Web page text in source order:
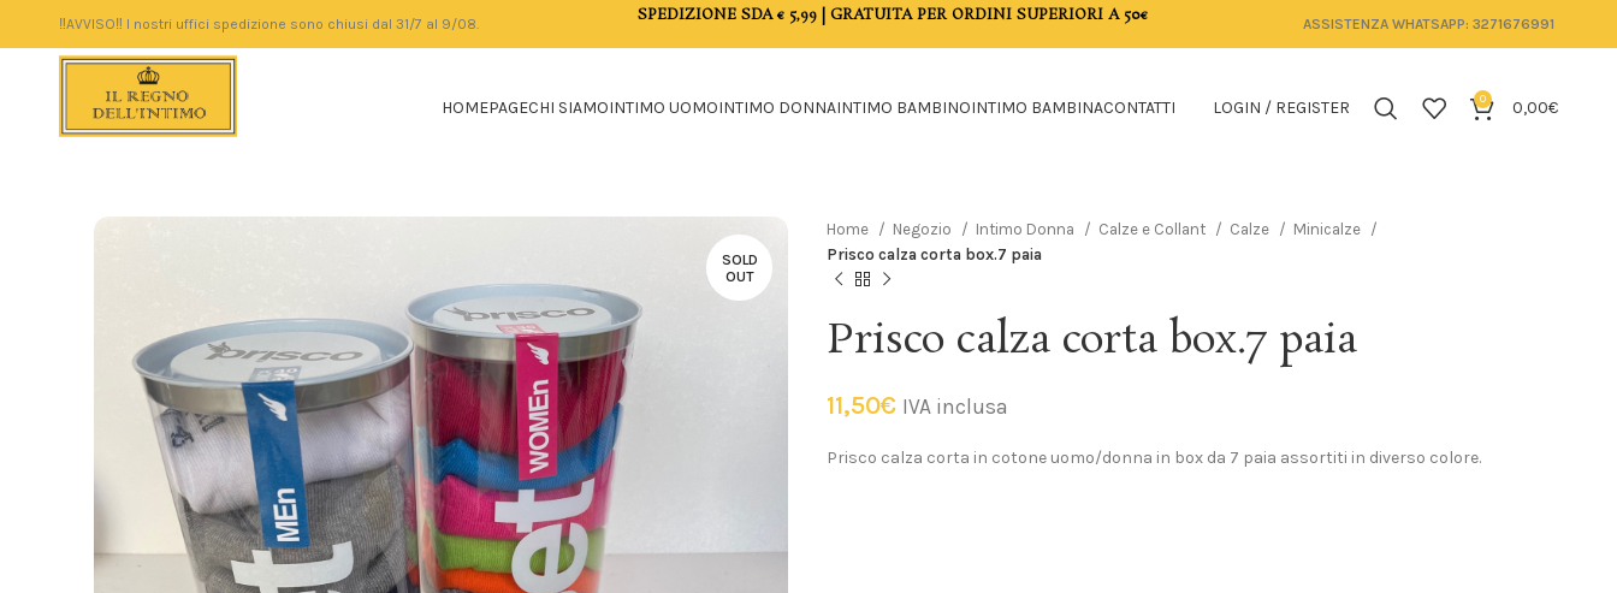
‼️AVVISO‼️ I nostri uffici spedizione sono chiusi dal 31/7 al 9/08. SPEDIZIONE SDA € 5,99 | GRATUITA PER ORDINI SUPERIORI A 50€ ASSISTENZA WHATSAPP: 3271676991
HOMEPAGECHI SIAMOINTIMO UOMOINTIMO DONNAINTIMO BAMBINOINTIMO BAMBINACONTATTI LOGIN / REGISTER 0 0,00€
SOLD
OUT
Home Negozio Intimo Donna Calze e Collant Calze
Minicalze
Prisco calza corta box.7 paia
Prisco calza corta box.7 paia
11,50€ IVA inclusa
Prisco calza corta in cotone uomo/donna in box da 7 paia assortiti in diverso colore.